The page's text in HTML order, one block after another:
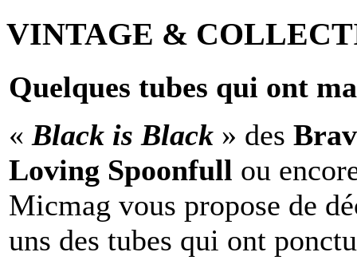
VINTAGE &
Quelques tubes qui ont
« Black is Black » des
Loving Spoonfull ou
Micmag vous propose de
uns des tubes qui ont